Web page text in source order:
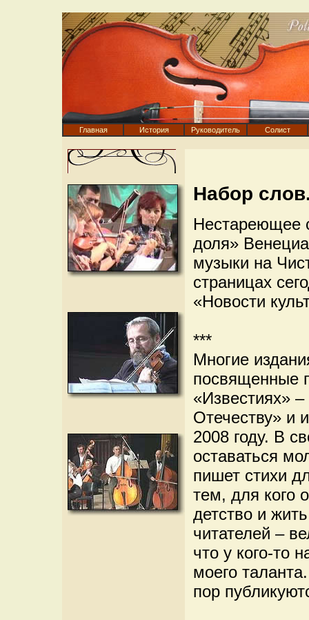
Главная История Руководитель Солист
Набор
Нестареющее
доля»
музыки на
страницах
«Новости
***
Многие
посвященные
«Известиях»
Отечеству» и
2008 году. В
оставаться
пишет стихи
тем, для кого
детство и
читателей –
что у кого-то
моего
пор